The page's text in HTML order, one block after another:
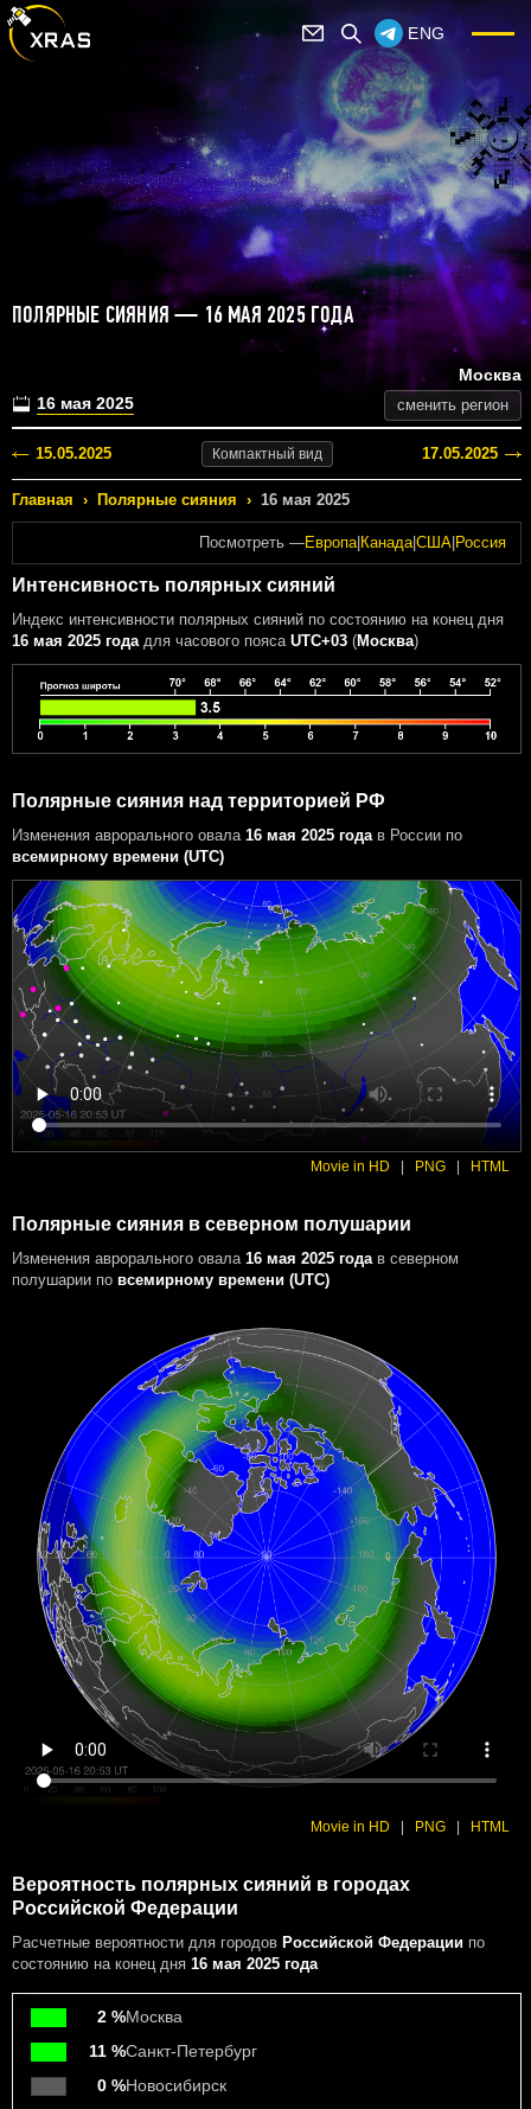
ENG
ПОЛЯРНЫЕ СИЯНИЯ — 16 МАЯ 2025 ГОДА
16 мая 2025
Москва
сменить регион
15.05.2025 Компактный вид 17.05.2025
Главная › Полярные сияния › 16 мая 2025
Посмотреть —Европа| Канада|США Россия
Интенсивность полярных сияний
Индекс интенсивности полярных сияний по состоянию на конец дня
16 мая 2025 годадля часового пояса UTC+03 (Москва)
Полярные сияния над территорией РФ
Изменения аврорального овала 16 мая 2025 годав России по
всемирному времени (UTC)
Movie in HD PNG HTML
Полярные сияния в северном полушарии
Изменения аврорального овала 16 мая 2025 годав северном
полушарии по всемирному времени (UTC)
Movie in HD PNG HTML
Вероятность полярных сияний в городах
Российской Федерации
Расчетные вероятности для городов Российской Федерации по
состоянию на конец дня 16 мая 2025 года
2 %Москва
11 %Санкт-Петербург
0 %Новосибирск